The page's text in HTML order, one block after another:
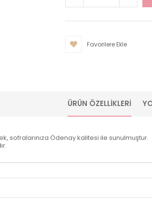
Favorilere Ekle
ÜRÜN ÖZELLIKLERI
sofralarınıza Ödenay kalitesi ile sunulmuştur.